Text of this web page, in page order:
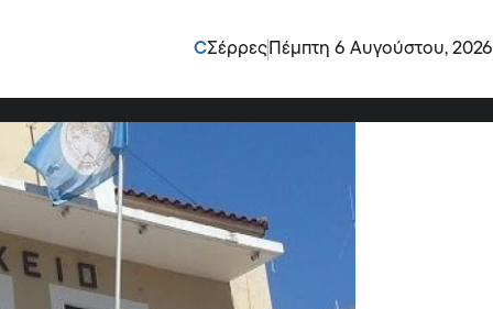
CΣέρρες Πέμπτη 6 Αυγούστου, 2026